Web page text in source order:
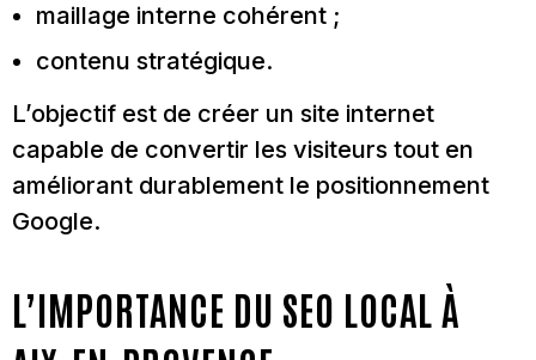
maillage interne cohérent ;
contenu stratégique.
L’objectif est de créer un site internet
capable de convertir les visiteurs tout en
améliorant durablement le positionnement
Google.
L’IMPORTANCE DU SEO LOCAL À